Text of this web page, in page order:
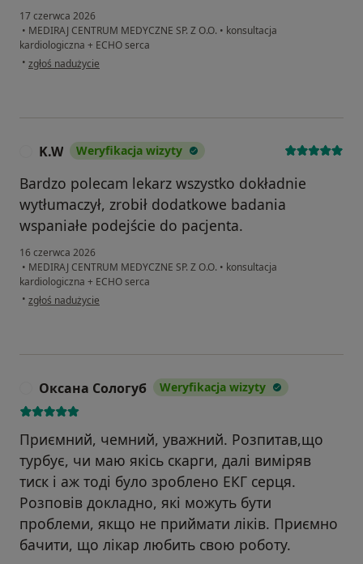
17 czerwca 2026
• MEDIRAJ CENTRUM MEDYCZNE SP. Z O.O. • konsultacja
kardiologiczna + ECHO serca
• w opinii użytkownika K. D
zgłoś nadużycie
K.W Weryfikacja wizyty
Bardzo polecam lekarz wszystko dokładnie
wytłumaczył, zrobił dodatkowe badania
wspaniałe podejście do pacjenta.
16 czerwca 2026
• MEDIRAJ CENTRUM MEDYCZNE SP. Z O.O. • konsultacja
kardiologiczna + ECHO serca
• w opinii użytkownika K.W
zgłoś nadużycie
Оксана Сологуб Weryfikacja wizyty
Приємний, чемний, уважний. Розпитав,що
турбує, чи маю якісь скарги, далі виміряв
тиск і аж тоді було зроблено ЕКГ серця.
Розповів докладно, які можуть бути
проблеми, якщо не приймати ліків. Приємно
бачити, що лікар любить свою роботу.